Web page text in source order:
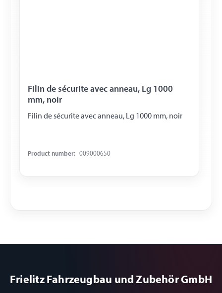
Filin de sécurite avec anneau, Lg 1000
mm, noir
Filin de sécurite avec anneau, Lg 1000 mm, noir
Product number: 009000650
Frielitz Fahrzeugbau und Zubehör GmbH